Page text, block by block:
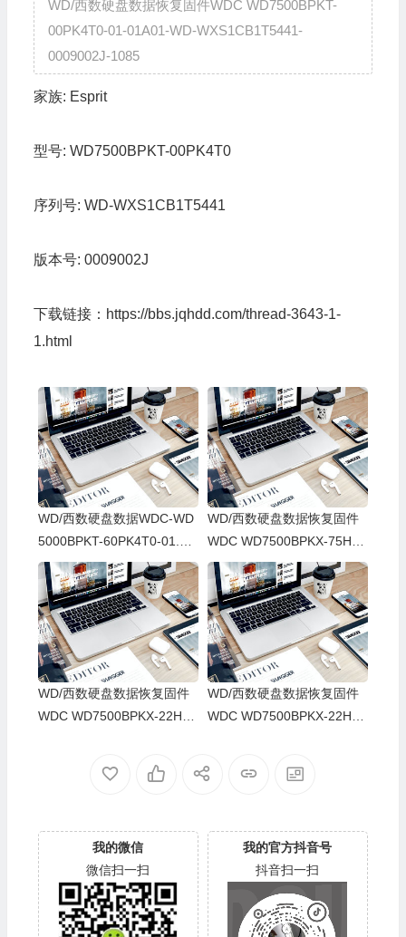
WD/西数硬盘数据恢复固件WDC WD7500BPKT-
00PK4T0-01-01A01-WD-WXS1CB1T5441-
0009002J-1085
家族: Esprit
型号: WD7500BPKT-00PK4T0
序列号: WD-WXS1CB1T5441
版本号: 0009002J
下载链接： https://bbs.jqhdd.com/thread-3643-1-
1.html
WD/西数硬盘数据WDC-WD
5000BPKT-60PK4T0-01.01
A01-WX91A61X8275-0002
0029-1085
WD/西数硬盘数据恢复固件
WDC WD7500BPKX-75HPJ
T0-01-01A01-WD-WXD1E3
3SASM9-00150005-1085
WD/西数硬盘数据恢复固件
WDC WD7500BPKX-22HPJ
WD/西数硬盘数据恢复固件
WDC WD7500BPKX-22HPJ
我的微信
微信扫一扫
我的官方抖音号
抖音扫一扫